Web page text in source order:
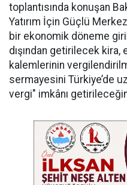
toplantısında konuşan
Yatırım İçin Güçlü
bir ekonomik döneme
dışından getirilecek
kalemlerinin
sermayesini Türkiye’de
vergi" imkânı